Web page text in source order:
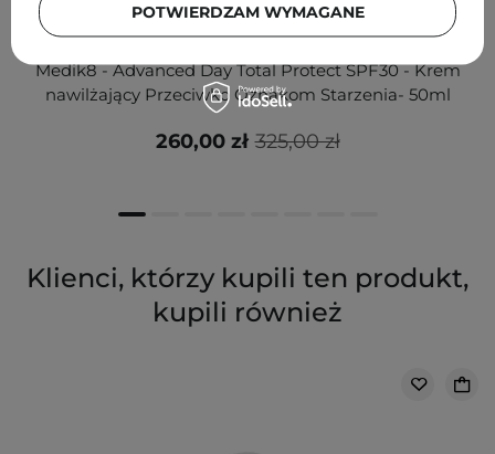
PROMOCJA
Medik8 - Advanced Day Total Protect SPF30 - Krem
nawilżający Przeciwko Oznakom Starzenia- 50ml
325,00 zł
260,00 zł
Klienci, którzy kupili ten produkt,
kupili również
POTWIERDZAM WYMAGANE